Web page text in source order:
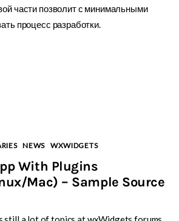
части позволит с минимальными
процесс разработки.
NEWS WXWIDGETS
With Plugins
Mac) – Sample Source